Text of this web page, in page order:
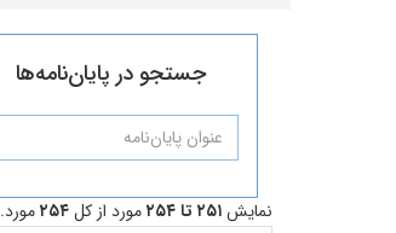
جستجو در پایان‌نامه‌ها
نمایش۲۵۱ تا ۲۵۴ مورد از کل۲۵۴مورد.